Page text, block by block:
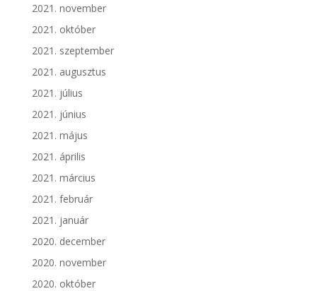
2021. november
2021. október
2021. szeptember
2021. augusztus
2021. július
2021. június
2021. május
2021. április
2021. március
2021. február
2021. január
2020. december
2020. november
2020. október